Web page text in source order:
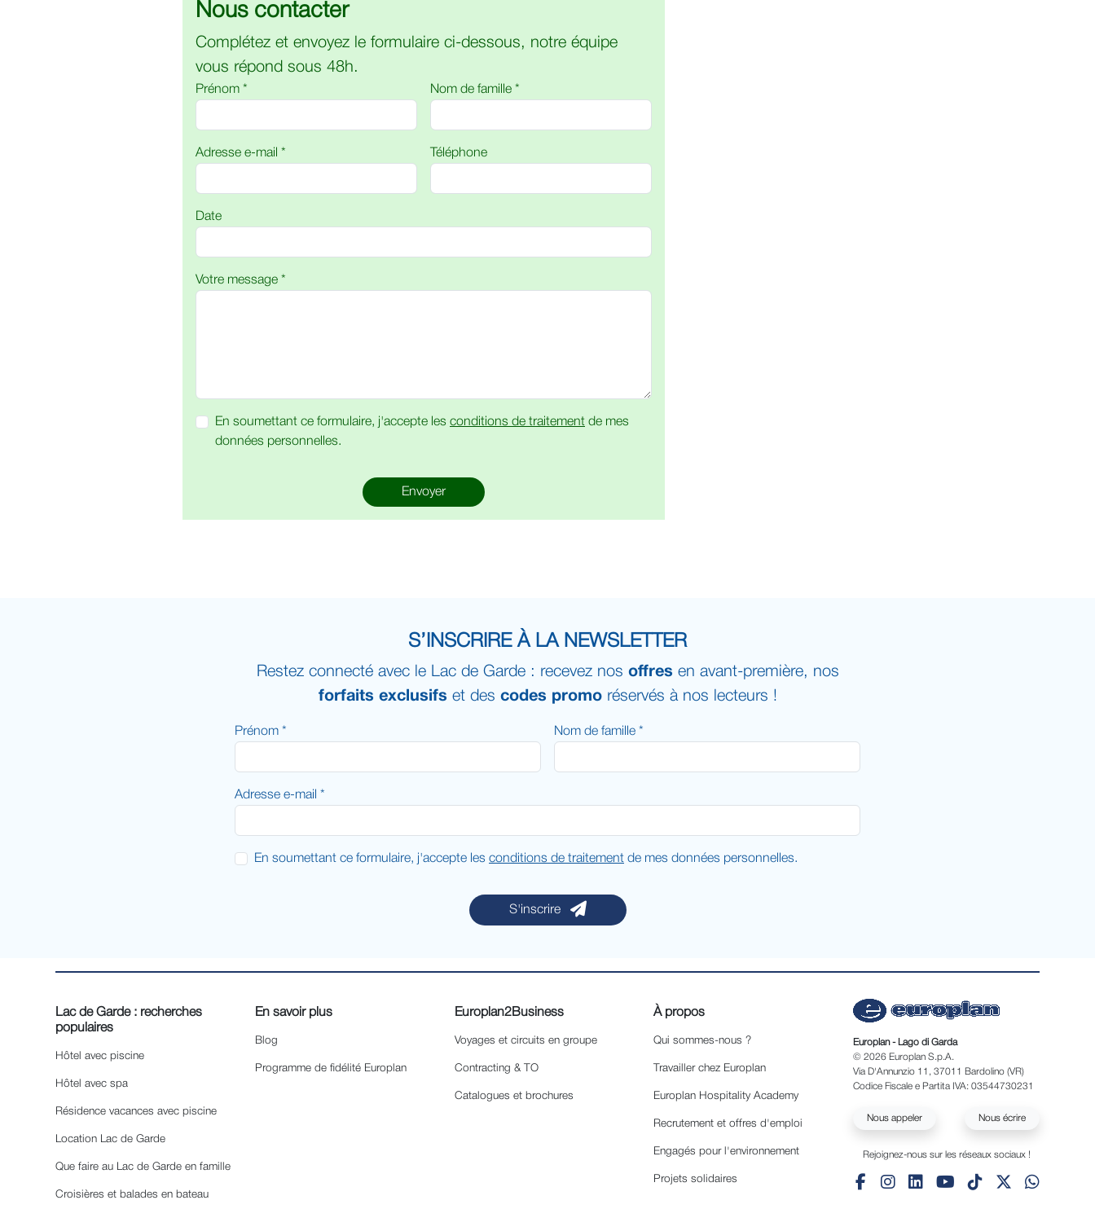
Nous contacter
Complétez et envoyez le formulaire ci-dessous, notre équipe
vous répond sous 48h.
Prénom * Nom de famille *
Adresse e-mail * Téléphone
Date
Votre message *
En soumettant ce formulaire, j'accepte les conditions de traitement de mes
données personnelles.
Envoyer
S’INSCRIRE À LA NEWSLETTER
Restez connecté avec le Lac de Garde : recevez nos offres en avant-première, nos
forfaits exclusifs et des codes promoréservés à nos lecteurs !
Prénom * Nom de famille *
Adresse e-mail *
En soumettant ce formulaire, j'accepte les conditions de traitement de mes données personnelles.
S'inscrire
Lac de Garde : recherches
populaires
Hôtel avec piscine
Hôtel avec spa
Résidence vacances avec piscine
Location Lac de Garde
Que faire au Lac de Garde en famille
Croisières et balades en bateau
En savoir plus
Blog
Programme de fidélité Europlan
Europlan2Business
Voyages et circuits en groupe
Contracting & TO
Catalogues et brochures
À propos
Qui sommes-nous ?
Travailler chez Europlan
Europlan Hospitality Academy
Recrutement et offres d'emploi
Engagés pour l'environnement
Projets solidaires
Europlan - Lago di Garda
© 2026 Europlan S.p.A.
Via D'Annunzio 11, 37011 Bardolino (VR)
Codice Fiscale e Partita IVA: 03544730231
Nous appeler Nous écrire
Rejoignez-nous sur les réseaux sociaux !